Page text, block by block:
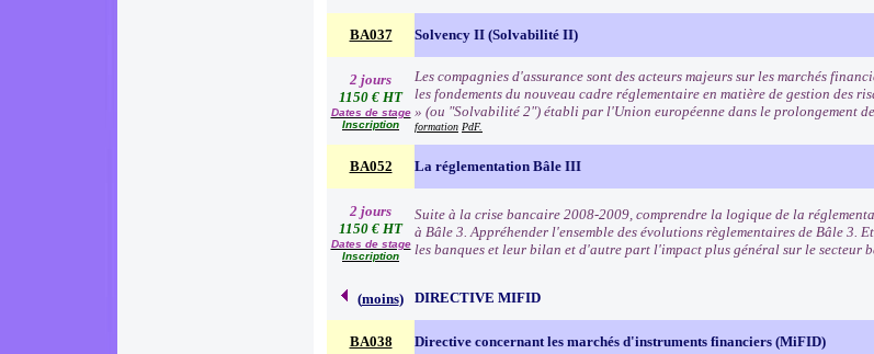
BA037 Solvency II (Solvabilité II)
2 jours
1150 € HT
Dates de stage
Inscription
Les compagnies d'assurance sont des acteurs majeurs sur les marchés
les fondements du nouveau cadre réglementaire en matière de gestion des
» (ou "Solvabilité 2") établi par l'Union européenne dans le prolongement
formation PdF.
BA052 La réglementation Bâle III
2 jours
1150 € HT
Dates de stage
Inscription
Suite à la crise bancaire 2008-2009, comprendre la logique de la
à Bâle 3. Appréhender l'ensemble des évolutions règlementaires de Bâle 3.
les banques et leur bilan et d'autre part l'impact plus général sur le secteur
(moins) DIRECTIVE MIFID
BA038 Directive concernant les marchés d'instruments financiers (MiFID)